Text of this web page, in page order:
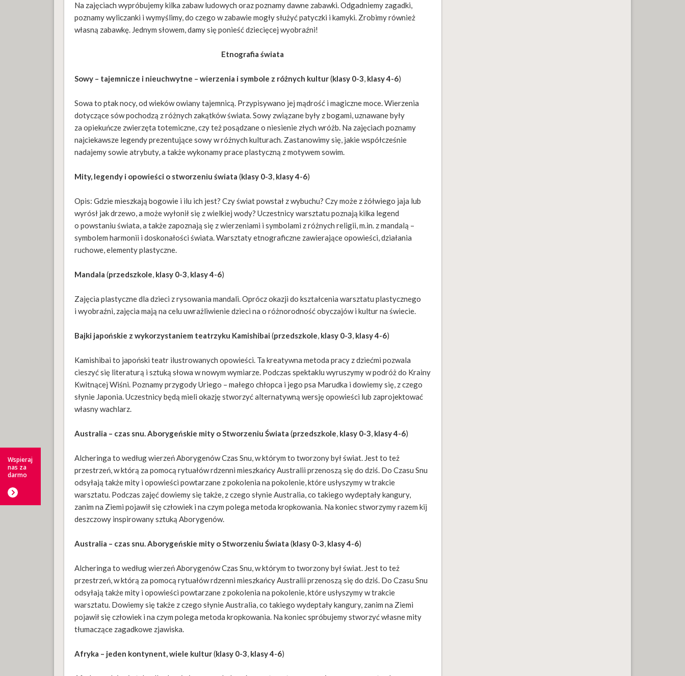
Na zajęciach wypróbujemy kilka zabaw ludowych oraz poznamy dawne zabawki. Odgadniemy zagadki,
poznamy wyliczanki i wymyślimy, do czego w zabawie mogły służyć patyczki i kamyki. Zrobimy również
własną zabawkę. Jednym słowem, damy się ponieść dziecięcej wyobraźni!
Etnografia świata
Sowy – tajemnicze i nieuchwytne – wierzenia i symbole z różnych kultur(klasy 0-3, klasy 4-6)
Sowa to ptak nocy, od wieków owiany tajemnicą. Przypisywano jej mądrość i magiczne moce. Wierzenia
dotyczące sów pochodzą z różnych zakątków świata. Sowy związane były z bogami, uznawane były
za opiekuńcze zwierzęta totemiczne, czy też posądzane o niesienie złych wróżb. Na zajęciach poznamy
najciekawsze legendy prezentujące sowy w różnych kulturach. Zastanowimy się, jakie współcześnie
nadajemy sowie atrybuty, a także wykonamy prace plastyczną z motywem sowim.
Mity, legendy i opowieści o stworzeniu świata (klasy 0-3, klasy 4-6)
Opis: Gdzie mieszkają bogowie i ilu ich jest? Czy świat powstał z wybuchu? Czy może z żółwiego jaja lub
wyrósł jak drzewo, a może wyłonił się z wielkiej wody? Uczestnicy warsztatu poznają kilka legend
o powstaniu świata, a także zapoznają się z wierzeniami i symbolami z różnych religii, m.in. z mandalą –
symbolem harmonii i doskonałości świata. Warsztaty etnograficzne zawierające opowieści, działania
ruchowe, elementy plastyczne.
Mandala (przedszkole, klasy 0-3, klasy 4-6)
Zajęcia plastyczne dla dzieci z rysowania mandali. Oprócz okazji do kształcenia warsztatu plastycznego
i wyobraźni, zajęcia mają na celu uwrażliwienie dzieci na o różnorodność obyczajów i kultur na świecie.
Bajki japońskie z wykorzystaniem teatrzyku Kamishibai (przedszkole, klasy 0-3, klasy 4-6)
Kamishibai to japoński teatr ilustrowanych opowieści. Ta kreatywna metoda pracy z dziećmi pozwala
cieszyć się literaturą i sztuką słowa w nowym wymiarze. Podczas spektaklu wyruszymy w podróż do Krainy
Kwitnącej Wiśni. Poznamy przygody Uriego – małego chłopca i jego psa Marudka i dowiemy się, z czego
słynie Japonia. Uczestnicy będą mieli okazję stworzyć alternatywną wersję opowieści lub zaprojektować
własny wachlarz.
Australia – czas snu. Aborygeńskie mity o Stworzeniu Świata (przedszkole, klasy 0-3, klasy 4-6)
Alcheringa to według wierzeń Aborygenów Czas Snu, w którym to tworzony był świat. Jest to też
przestrzeń, w którą za pomocą rytuałów rdzenni mieszkańcy Australii przenoszą się do dziś. Do Czasu Snu
odsyłają także mity i opowieści powtarzane z pokolenia na pokolenie, które usłyszymy w trakcie
warsztatu. Podczas zajęć dowiemy się także, z czego słynie Australia, co takiego wydeptały kangury,
zanim na Ziemi pojawił się człowiek i na czym polega metoda kropkowania. Na koniec stworzymy razem kij
deszczowy inspirowany sztuką Aborygenów.
Australia – czas snu. Aborygeńskie mity o Stworzeniu Świata (klasy 0-3, klasy 4-6)
Alcheringa to według wierzeń Aborygenów Czas Snu, w którym to tworzony był świat. Jest to też
przestrzeń, w którą za pomocą rytuałów rdzenni mieszkańcy Australii przenoszą się do dziś. Do Czasu Snu
odsyłają także mity i opowieści powtarzane z pokolenia na pokolenie, które usłyszymy w trakcie
warsztatu. Dowiemy się także z czego słynie Australia, co takiego wydeptały kangury, zanim na Ziemi
pojawił się człowiek i na czym polega metoda kropkowania. Na koniec spróbujemy stworzyć własne mity
tłumaczące zagadkowe zjawiska.
Afryka – jeden kontynent, wiele kultur(klasy 0-3, klasy 4-6)
Wspieraj
nas za
darmo